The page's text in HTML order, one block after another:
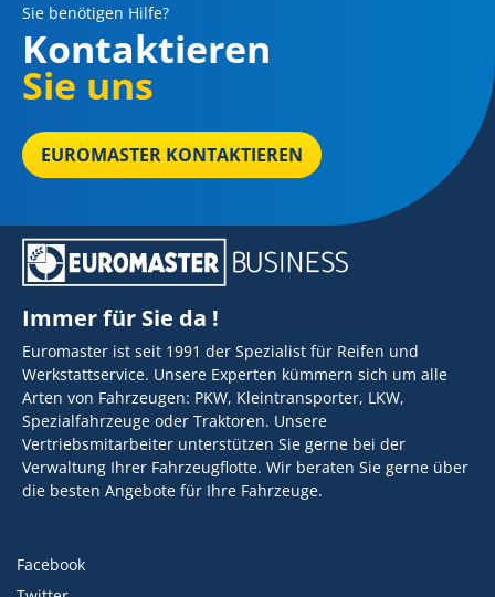
Sie benötigen Hilfe?
Kontaktieren
Sie uns
EUROMASTER KONTAKTIEREN
Immer für Sie da !
Euromaster ist seit 1991 der Spezialist für Reifen und
Werkstattservice. Unsere Experten kümmern sich um alle
Arten von Fahrzeugen: PKW, Kleintransporter, LKW,
Spezialfahrzeuge oder Traktoren. Unsere
Vertriebsmitarbeiter unterstützen Sie gerne bei der
Verwaltung Ihrer Fahrzeugflotte. Wir beraten Sie gerne über
die besten Angebote für Ihre Fahrzeuge.
Facebook